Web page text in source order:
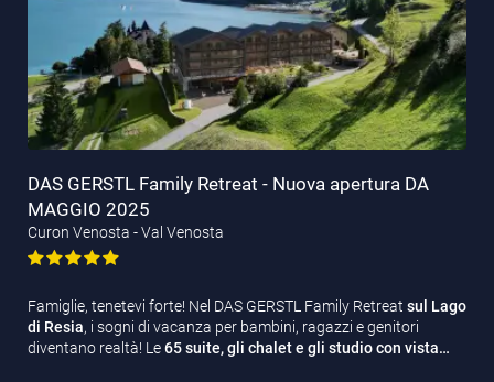
DAS GERSTL Family Retreat - Nuova apertura DA
MAGGIO 2025
Curon Venosta - Val Venosta
Famiglie, tenetevi forte! Nel DAS GERSTL Family Retreat sul Lago
di Resia, i sogni di vacanza per bambini, ragazzi e genitori
diventano realtà! Le65 suite, gli chalet e gli studio con vista…